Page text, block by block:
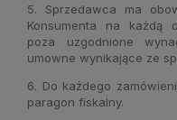
5. Sprzedawca ma
Konsumenta na każdą
poza uzgodnione
umowne wynikające ze
6. Do każdego
paragon fiskalny.